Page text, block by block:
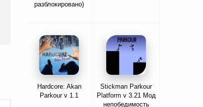
разблокировано)
Hardcore: Akan
Parkour v 1.1
Stickman Parkour
Platform v 3.21 Мод
непобедимость